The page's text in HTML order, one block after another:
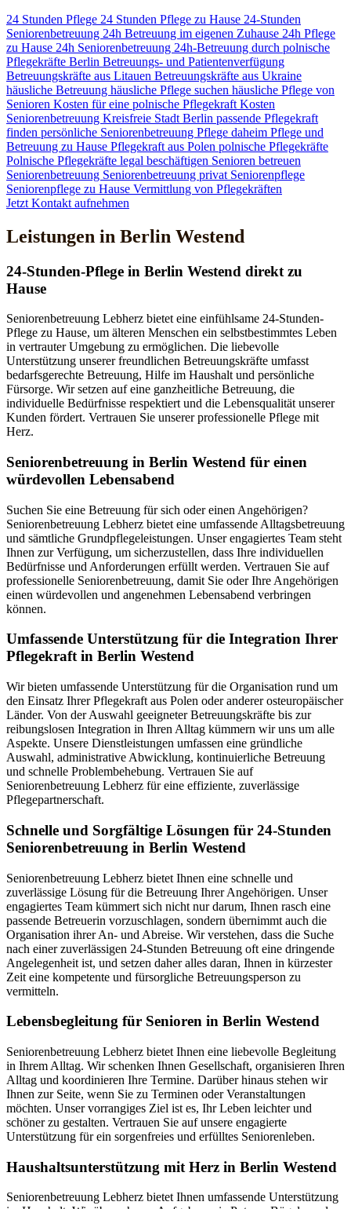
24 Stunden Pflege 24 Stunden Pflege zu Hause 24-Stunden
Seniorenbetreuung 24h Betreuung im eigenen Zuhause 24h Pflege
zu Hause 24h Seniorenbetreuung 24h-Betreuung durch polnische
Pflegekräfte Berlin Betreuungs- und Patientenverfügung
Betreuungskräfte aus Litauen Betreuungskräfte aus Ukraine
häusliche Betreuung häusliche Pflege suchen häusliche Pflege von
Senioren Kosten für eine polnische Pflegekraft Kosten
Seniorenbetreuung Kreisfreie Stadt Berlin passende Pflegekraft
finden persönliche Seniorenbetreuung Pflege daheim Pflege und
Betreuung zu Hause Pflegekraft aus Polen polnische Pflegekräfte
Polnische Pflegekräfte legal beschäftigen Senioren betreuen
Seniorenbetreuung Seniorenbetreuung privat Seniorenpflege
Seniorenpflege zu Hause Vermittlung von Pflegekräften
Jetzt Kontakt aufnehmen
Leistungen in Berlin Westend
24-Stunden-Pflege in Berlin Westend direkt zu
Hause
Seniorenbetreuung Lebherz bietet eine einfühlsame 24-Stunden-
Pflege zu Hause, um älteren Menschen ein selbstbestimmtes Leben
in vertrauter Umgebung zu ermöglichen. Die liebevolle
Unterstützung unserer freundlichen Betreuungskräfte umfasst
bedarfsgerechte Betreuung, Hilfe im Haushalt und persönliche
Fürsorge. Wir setzen auf eine ganzheitliche Betreuung, die
individuelle Bedürfnisse respektiert und die Lebensqualität unserer
Kunden fördert. Vertrauen Sie unserer professionelle Pflege mit
Herz.
Senioren­betreuung in Berlin Westend für einen
würdevollen Lebensabend
Suchen Sie eine Betreuung für sich oder einen Angehörigen?
Seniorenbetreuung Lebherz bietet eine umfassende Alltagsbetreuung
und sämtliche Grundpflegeleistungen. Unser engagiertes Team steht
Ihnen zur Verfügung, um sicherzustellen, dass Ihre individuellen
Bedürfnisse und Anforderungen erfüllt werden. Vertrauen Sie auf
professionelle Seniorenbetreuung, damit Sie oder Ihre Angehörigen
einen würdevollen und angenehmen Lebensabend verbringen
können.
Umfassende Unterstützung für die Integration Ihrer
Pflegekraft in Berlin Westend
Wir bieten umfassende Unterstützung für die Organisation rund um
den Einsatz Ihrer Pflegekraft aus Polen oder anderer osteuropäischer
Länder. Von der Auswahl geeigneter Betreuungskräfte bis zur
reibungslosen Integration in Ihren Alltag kümmern wir uns um alle
Aspekte. Unsere Dienstleistungen umfassen eine gründliche
Auswahl, administrative Abwicklung, kontinuierliche Betreuung
und schnelle Problembehebung. Vertrauen Sie auf
Seniorenbetreuung Lebherz für eine effiziente, zuverlässige
Pflegepartnerschaft.
Schnelle und Sorgfältige Lösungen für 24-Stunden
Seniorenbetreuung in Berlin Westend
Seniorenbetreuung Lebherz bietet Ihnen eine schnelle und
zuverlässige Lösung für die Betreuung Ihrer Angehörigen. Unser
engagiertes Team kümmert sich nicht nur darum, Ihnen rasch eine
passende Betreuerin vorzuschlagen, sondern übernimmt auch die
Organisation ihrer An- und Abreise. Wir verstehen, dass die Suche
nach einer zuverlässigen 24-Stunden Betreuung oft eine dringende
Angelegenheit ist, und setzen daher alles daran, Ihnen in kürzester
Zeit eine kompetente und fürsorgliche Betreuungsperson zu
vermitteln.
Lebensbegleitung für Senioren in Berlin Westend
Seniorenbetreuung Lebherz bietet Ihnen eine liebevolle Begleitung
in Ihrem Alltag. Wir schenken Ihnen Gesellschaft, organisieren Ihren
Alltag und koordinieren Ihre Termine. Darüber hinaus stehen wir
Ihnen zur Seite, wenn Sie zu Terminen oder Veranstaltungen
möchten. Unser vorrangiges Ziel ist es, Ihr Leben leichter und
schöner zu gestalten. Vertrauen Sie auf unsere engagierte
Unterstützung für ein sorgenfreies und erfülltes Seniorenleben.
Haushalts­unterstützung mit Herz in Berlin Westend
Seniorenbetreuung Lebherz bietet Ihnen umfassende Unterstützung